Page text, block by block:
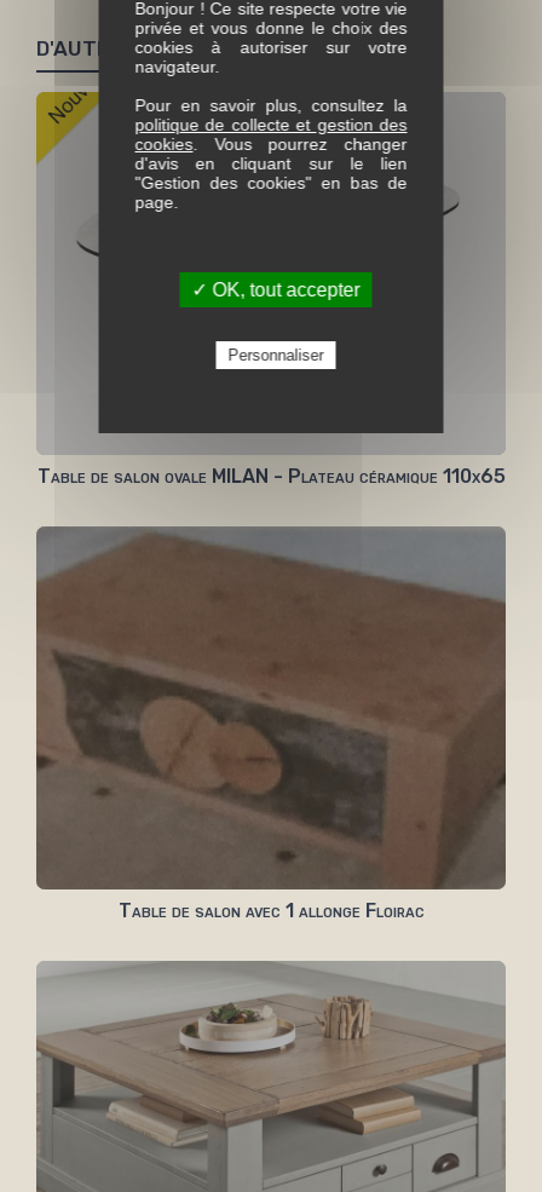
D'AUTRES PRODUITS SIMILAIRES
Table de salon ovale MILAN - Plateau céramique 110x65
Table de salon avec 1 allonge Floirac
Bonjour ! Ce site respecte votre vie
privée et vous donne le choix des
cookies à autoriser sur votre
navigateur.
Pour en savoir plus, consultez la
politique de collecte et gestion des
cookies. Vous pourrez changer
d'avis en cliquant sur le lien
"Gestion des cookies" en bas de
page.
✓ OK, tout accepter
Personnaliser